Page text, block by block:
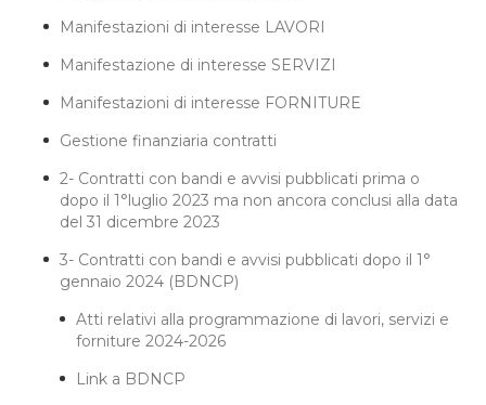
Manifestazioni di interesse LAVORI
Manifestazione di interesse SERVIZI
Manifestazioni di interesse FORNITURE
Gestione finanziaria contratti
2- Contratti con bandi e avvisi pubblicati prima o
dopo il 1°luglio 2023 ma non ancora conclusi alla data
del 31 dicembre 2023
3- Contratti con bandi e avvisi pubblicati dopo il 1°
gennaio 2024 (BDNCP)
Atti relativi alla programmazione di lavori, servizi e
forniture 2024-2026
Link a BDNCP